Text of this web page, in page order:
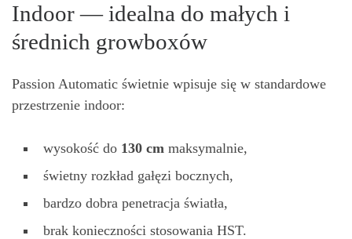
Indoor — idealna do małych i
średnich growboxów
Passion Automatic świetnie wpisuje się w standardowe
przestrzenie indoor:
wysokość do 130 cm maksymalnie,
świetny rozkład gałęzi bocznych,
bardzo dobra penetracja światła,
brak konieczności stosowania HST.